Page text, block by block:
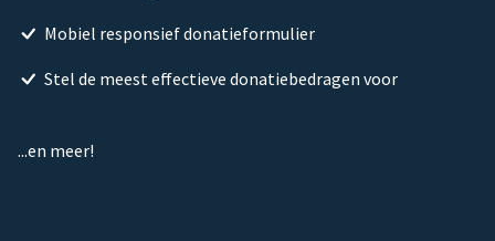
Mobiel responsief donatieformulier
Stel de meest effectieve donatiebedragen voor
...en meer!